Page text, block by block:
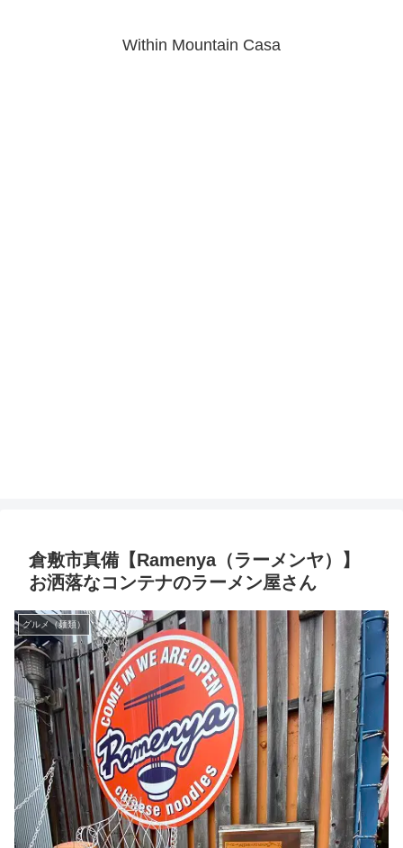
Within Mountain Casa
倉敷市真備【Ramenya（ラーメンヤ）】
お洒落なコンテナのラーメン屋さん
グルメ（麺類）